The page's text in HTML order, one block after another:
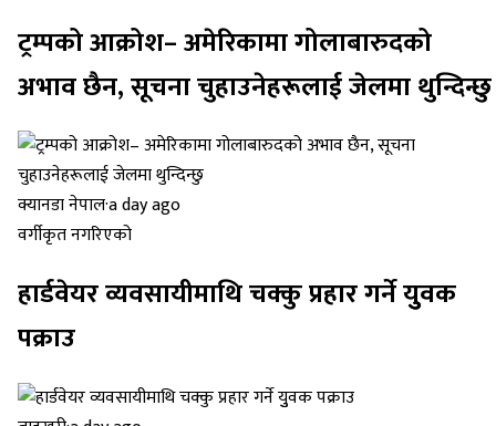
ट्रम्पको आक्रोश– अमेरिकामा गोलाबारुदको
अभाव छैन, सूचना चुहाउनेहरूलाई जेलमा थुन्दिन्छु
क्यानडा नेपाल·a day ago
वर्गीकृत नगरिएको
हार्डवेयर व्यवसायीमाथि चक्कु प्रहार गर्ने युुवक
पक्राउ